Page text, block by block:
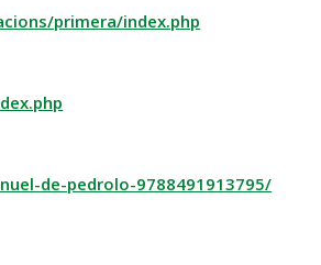
primera/index.php
de-pedrolo-9788491913795/